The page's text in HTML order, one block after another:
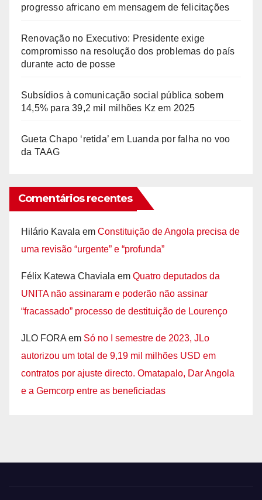
progresso africano em mensagem de felicitações
Renovação no Executivo: Presidente exige
compromisso na resolução dos problemas do país
durante acto de posse
Subsídios à comunicação social pública sobem
14,5% para 39,2 mil milhões Kz em 2025
Gueta Chapo ‘retida’ em Luanda por falha no voo
da TAAG
Comentários recentes
Hilário Kavala em Constituição de Angola precisa de
uma revisão “urgente” e “profunda”
Félix Katewa Chaviala em Quatro deputados da
UNITA não assinaram e poderão não assinar
“fracassado” processo de destituição de Lourenço
JLO FORA em Só no I semestre de 2023, JLo
autorizou um total de 9,19 mil milhões USD em
contratos por ajuste directo. Omatapalo, Dar Angola
e a Gemcorp entre as beneficiadas